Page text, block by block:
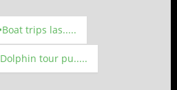
Boat trips las.....
Dolphin tour pu.....